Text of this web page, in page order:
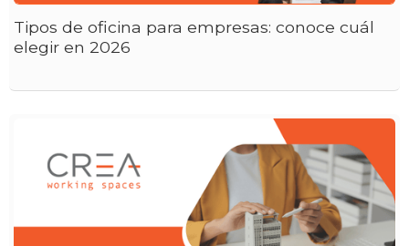
Tipos de oficina para empresas: conoce cuál
elegir en 2026